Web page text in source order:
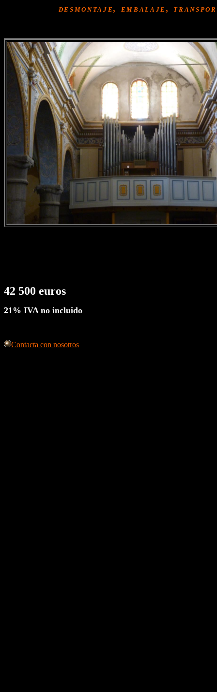
desmontaje, embalaje,
42 500 euros
21% IVA no incluido
Contacta con nosotros